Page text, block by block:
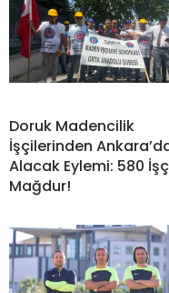
Doruk Madencilik
İşçilerinden
Alacak Eylemi: 580
Mağdur!